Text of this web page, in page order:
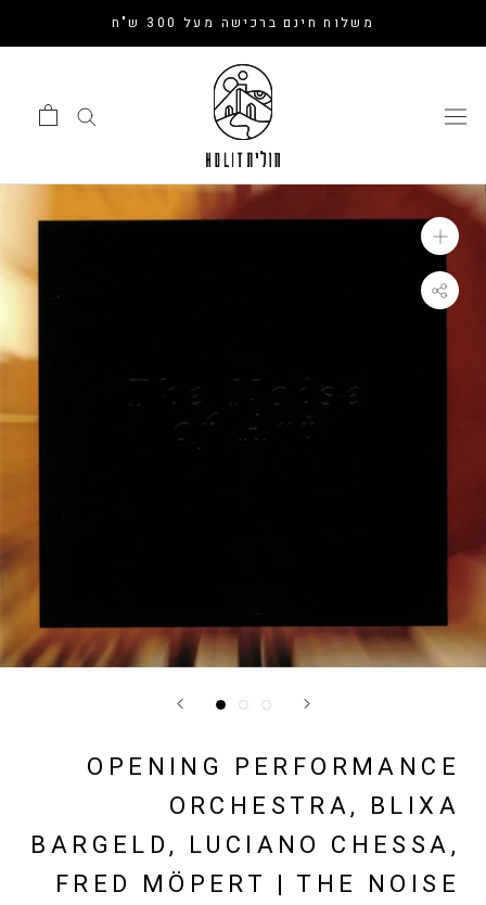
משלוח חינם ברכישה מעל 300 ש"ח
OPENING PERFORMANCE
ORCHESTRA, BLIXA
BARGELD, LUCIANO CHESSA,
FRED MÖPERT | THE NOISE